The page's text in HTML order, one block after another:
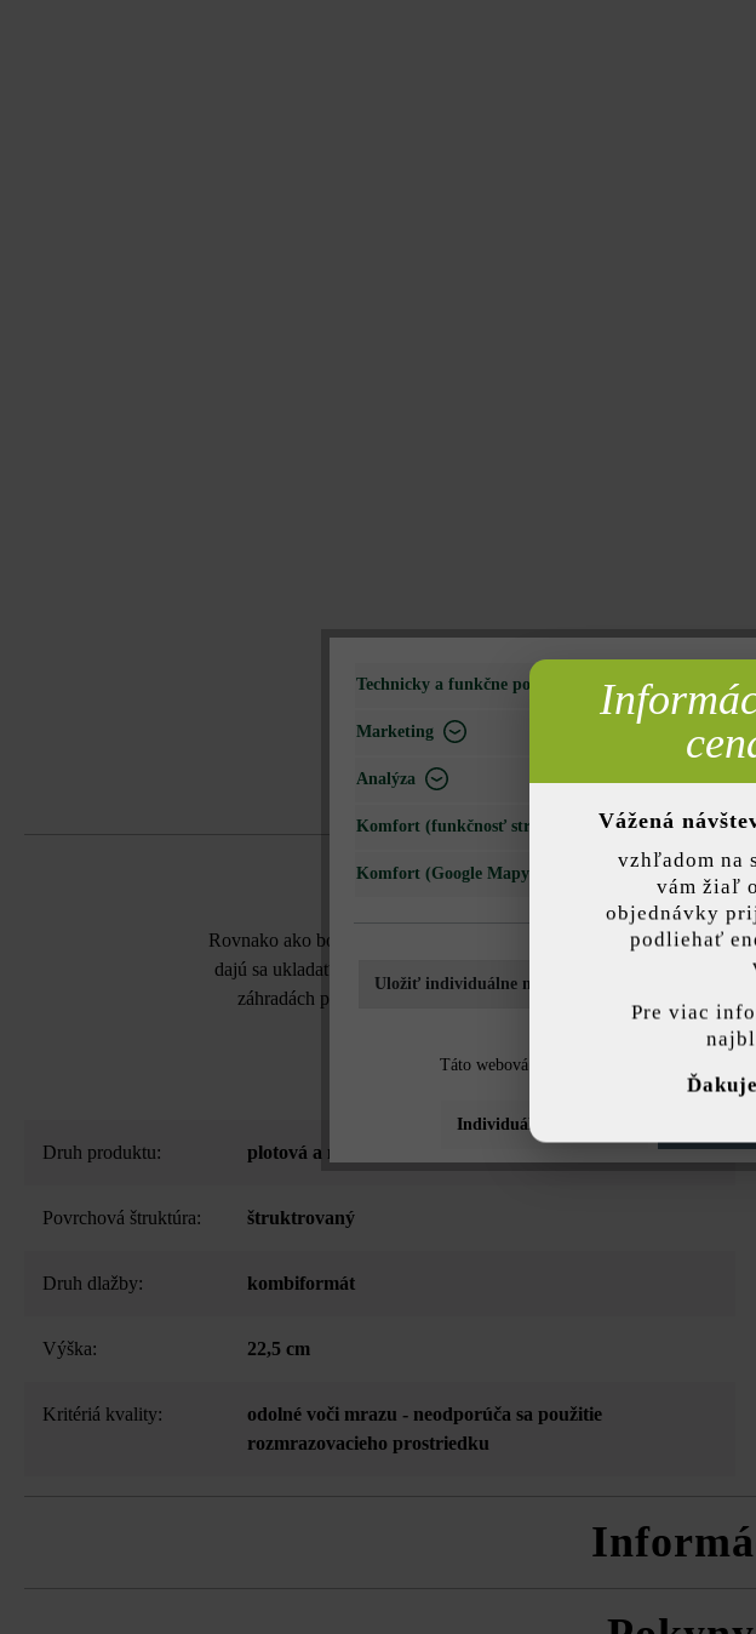
Rovnako ako bosovaný variant Gutshof ŠM24 prináša aj múrová
dajú sa ukladať voľnou väzbou alebo nepravidelne v pásoch. Na
záhradách pomáhajú múriky štruktúrovať plochu a dodávajú jej
môžete siahnuť po múrovej tvárnici
Druh produktu: plotová a múrová tvárnica
Povrchová štruktúra: štruktrovaný
Druh dlažby: kombiformát
Výška: 22,5 cm
Kritériá kvality:
odolné voči mrazu - neodporúča sa použitie
rozmrazovacieho prostriedku
Technicky a funkčne potrebné
Marketing
Analýza
Komfort (funkčnosť stránky)
Komfort (Google Mapy)
Uložiť individuálne nastavenie
Táto webová stránka používa súbory
Individuálne nastavenia
Vážená
vzhľadom na
vám žiaľ
objednávky
podliehať
Pre viac